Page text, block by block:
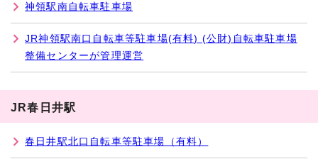
神領駅南自転車駐車場
JR神領駅南口自転車等駐車場(有料) (公財)自転車駐車場
整備センターが管理運営
JR春日井駅
春日井駅北口自転車等駐車場（有料）